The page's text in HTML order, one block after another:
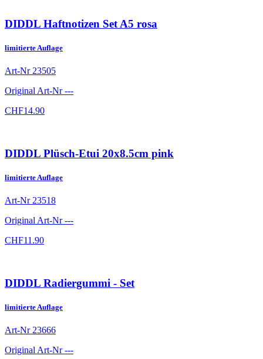
DIDDL Haftnotizen Set A5 rosa
limitierte Auflage
Art-Nr 23505
Original Art-Nr---
CHF14.90
DIDDL Plüsch-Etui 20x8.5cm pink
limitierte Auflage
Art-Nr 23518
Original Art-Nr---
CHF11.90
DIDDL Radiergummi - Set
limitierte Auflage
Art-Nr 23666
Original Art-Nr---